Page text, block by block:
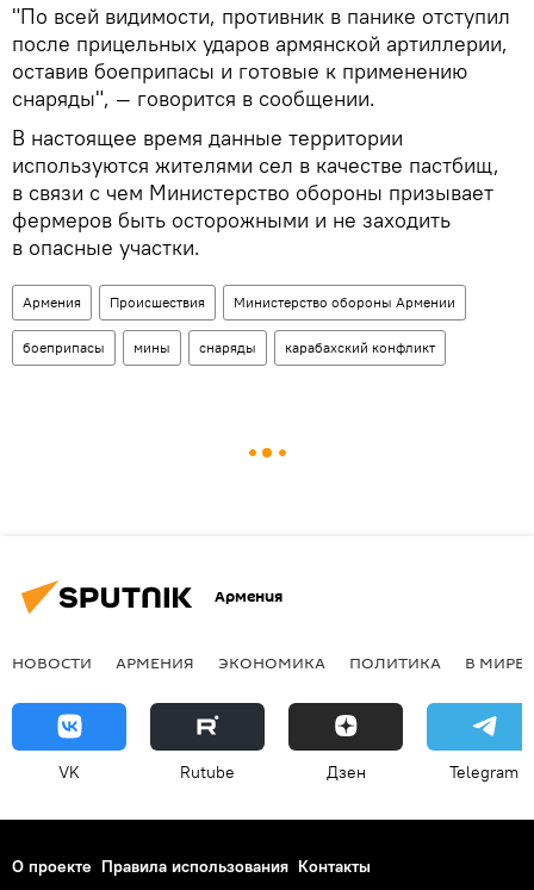
"По всей видимости, противник в панике отступил
после прицельных ударов армянской артиллерии,
оставив боеприпасы и готовые к применению
снаряды", — говорится в сообщении.
В настоящее время данные территории
используются жителями сел в качестве пастбищ,
в связи с чем Министерство обороны призывает
фермеров быть осторожными и не заходить
в опасные участки.
Армения Происшествия Министерство обороны Армении
боеприпасы мины снаряды карабахский конфликт
Армения
НОВОСТИ АРМЕНИЯ ЭКОНОМИКА ПОЛИТИКА В МИРЕ
VK Rutube Дзен Telegram
О проекте Правила использования Контакты